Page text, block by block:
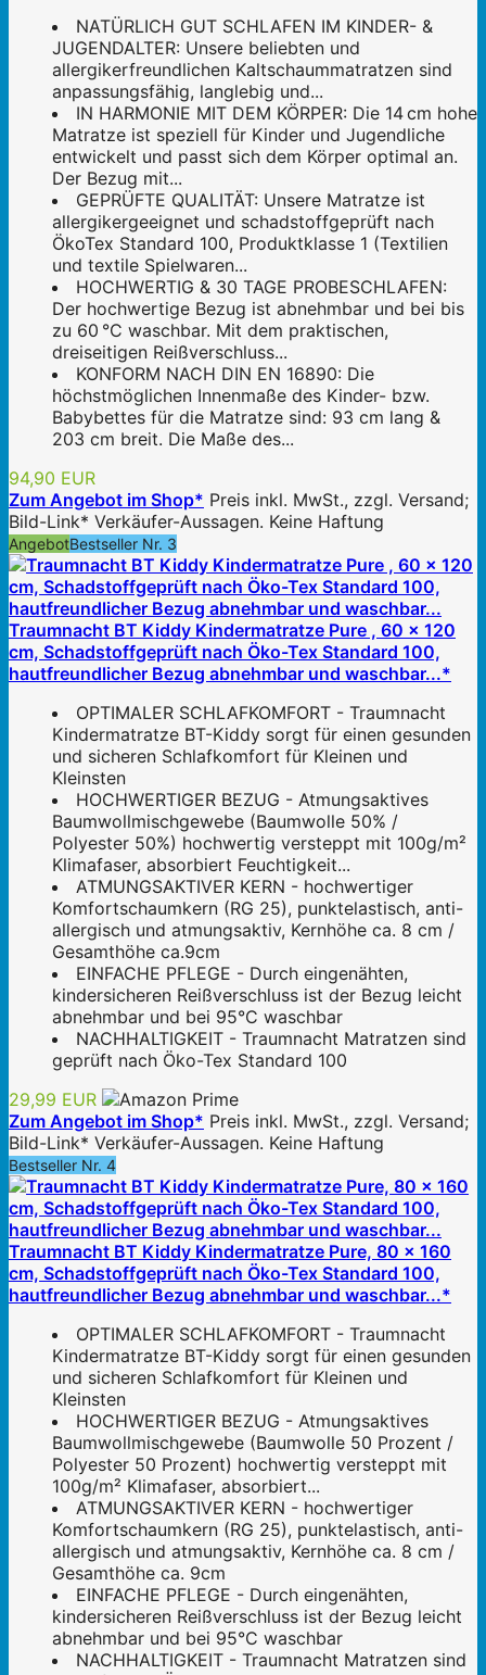
NATÜRLICH GUT SCHLAFEN IM KINDER- &
JUGENDALTER: Unsere beliebten und
allergikerfreundlichen Kaltschaummatratzen sind
anpassungsfähig, langlebig und...
IN HARMONIE MIT DEM KÖRPER: Die 14 cm hohe
Matratze ist speziell für Kinder und Jugendliche
entwickelt und passt sich dem Körper optimal an.
Der Bezug mit...
GEPRÜFTE QUALITÄT: Unsere Matratze ist
allergikergeeignet und schadstoffgeprüft nach
ÖkoTex Standard 100, Produktklasse 1 (Textilien
und textile Spielwaren...
HOCHWERTIG & 30 TAGE PROBESCHLAFEN:
Der hochwertige Bezug ist abnehmbar und bei bis
zu 60 °C waschbar. Mit dem praktischen,
dreiseitigen Reißverschluss...
KONFORM NACH DIN EN 16890: Die
höchstmöglichen Innenmaße des Kinder- bzw.
Babybettes für die Matratze sind: 93 cm lang &
203 cm breit. Die Maße des...
94,90 EUR
Zum Angebot im Shop* Preis inkl. MwSt., zzgl. Versand;
Bild-Link* Verkäufer-Aussagen. Keine Haftung
AngebotBestseller Nr. 3
Traumnacht BT Kiddy Kindermatratze Pure , 60 x 120
cm, Schadstoffgeprüft nach Öko-Tex Standard 100,
hautfreundlicher Bezug abnehmbar und waschbar...*
OPTIMALER SCHLAFKOMFORT - Traumnacht
Kindermatratze BT-Kiddy sorgt für einen gesunden
und sicheren Schlafkomfort für Kleinen und
Kleinsten
HOCHWERTIGER BEZUG - Atmungsaktives
Baumwollmischgewebe (Baumwolle 50% /
Polyester 50%) hochwertig versteppt mit 100g/m²
Klimafaser, absorbiert Feuchtigkeit...
ATMUNGSAKTIVER KERN - hochwertiger
Komfortschaumkern (RG 25), punktelastisch, anti-
allergisch und atmungsaktiv, Kernhöhe ca. 8 cm /
Gesamthöhe ca.9cm
EINFACHE PFLEGE - Durch eingenähten,
kindersicheren Reißverschluss ist der Bezug leicht
abnehmbar und bei 95°C waschbar
NACHHALTIGKEIT - Traumnacht Matratzen sind
geprüft nach Öko-Tex Standard 100
29,99 EUR
Zum Angebot im Shop* Preis inkl. MwSt., zzgl. Versand;
Bild-Link* Verkäufer-Aussagen. Keine Haftung
Bestseller Nr. 4
Traumnacht BT Kiddy Kindermatratze Pure, 80 x 160
cm, Schadstoffgeprüft nach Öko-Tex Standard 100,
hautfreundlicher Bezug abnehmbar und waschbar...*
OPTIMALER SCHLAFKOMFORT - Traumnacht
Kindermatratze BT-Kiddy sorgt für einen gesunden
und sicheren Schlafkomfort für Kleinen und
Kleinsten
HOCHWERTIGER BEZUG - Atmungsaktives
Baumwollmischgewebe (Baumwolle 50 Prozent /
Polyester 50 Prozent) hochwertig versteppt mit
100g/m² Klimafaser, absorbiert...
ATMUNGSAKTIVER KERN - hochwertiger
Komfortschaumkern (RG 25), punktelastisch, anti-
allergisch und atmungsaktiv, Kernhöhe ca. 8 cm /
Gesamthöhe ca. 9cm
EINFACHE PFLEGE - Durch eingenähten,
kindersicheren Reißverschluss ist der Bezug leicht
abnehmbar und bei 95°C waschbar
NACHHALTIGKEIT - Traumnacht Matratzen sind